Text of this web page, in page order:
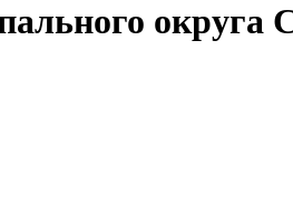
округа